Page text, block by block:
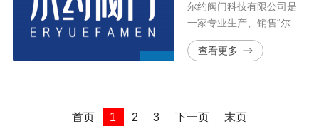
尔约阀门科技有限公司是
一家专业生产、销售“尔约
阀门”品牌的水系统阀门企
业，拥有现代化、科学
心、生产集控中心、产品
查看更多
首页 1 2 3 下一页 末页